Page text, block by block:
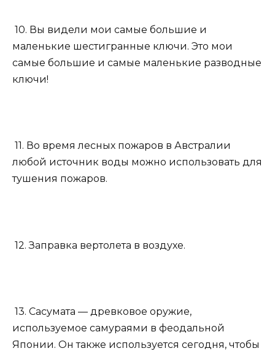
10. Вы видели мои самые большие и
маленькие шестигранные ключи. Это мои
самые большие и самые маленькие разводные
ключи!
11. Во время лесных пожаров в Австралии
любой источник воды можно использовать для
тушения пожаров.
12. Заправка вертолета в воздухе.
13. Сасумата — древковое оружие,
используемое самураями в феодальной
Японии. Он также используется сегодня, чтобы